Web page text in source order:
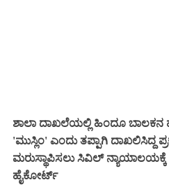
ಶಾಲಾ ದಾಖಲೆಯಲ್ಲಿ ಹಿಂದೂ ಬಾಲಕನ
'ಮುಸ್ಲಿಂ' ಎಂದು ತಪ್ಪಾಗಿ ದಾಖಲಿಸಿದ್ದ
ಮರುಸ್ಥಾಪಿಸಲು ಸಿವಿಲ್
ಹೈಕೋರ್ಟ್